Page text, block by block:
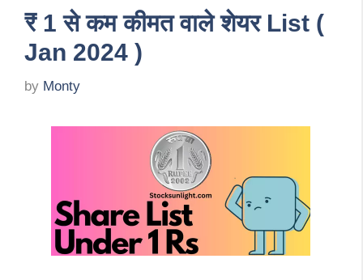
₹ 1 से कम कीमत वाले शेयर List (
Jan 2024 )
by Monty